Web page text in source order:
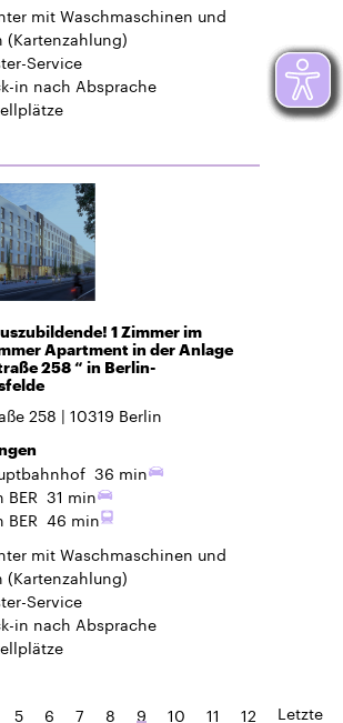
mit Waschmaschinen und
(Kartenzahlung)
Service
in nach Absprache
1 Zimmer im
Apartment in der Anlage
258 “ in Berlin-
258 10319 Berlin
36 min
31 min
46 min
mit Waschmaschinen und
(Kartenzahlung)
Service
in nach Absprache
5 6 7 8 9 10 11 12 Letzte